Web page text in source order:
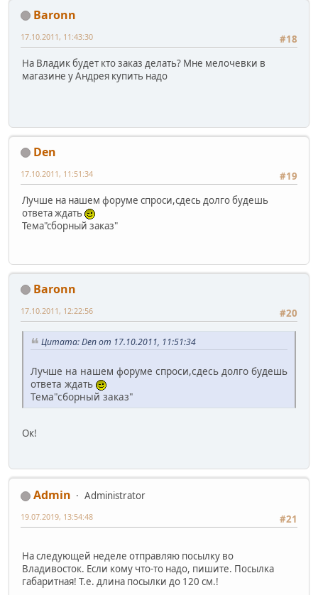
Baronn
#18
17.10.2011, 11:43:30
На Владик будет кто заказ делать? Мне мелочевки в
магазине у Андрея купить надо
Den
#19
17.10.2011, 11:51:34
Лучше на нашем форуме спроси,сдесь долго будешь
ответа ждать
Тема"сборный заказ"
Baronn
#20
17.10.2011, 12:22:56
Цитата: Den от 17.10.2011, 11:51:34
Лучше на нашем форуме спроси,сдесь долго будешь
ответа ждать
Тема"сборный заказ"
Ок!
Admin
Administrator
#21
19.07.2019, 13:54:48
На следующей неделе отправляю посылку во
Владивосток. Если кому что-то надо, пишите. Посылка
габаритная! Т.е. длина посылки до 120 см.!